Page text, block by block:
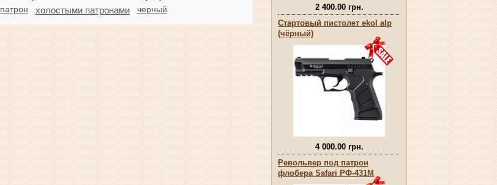
патрон
холостыми патронами черный
2 400.00 грн.
Стартовый пистолет ekol alp
(чёрный)
4 000.00 грн.
Револьвер под патрон
флобера Safari РФ-431М